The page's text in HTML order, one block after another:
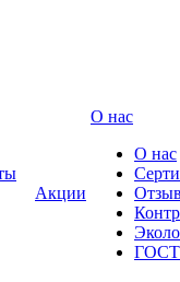
Акции
О нас
О нас
ГОСТ